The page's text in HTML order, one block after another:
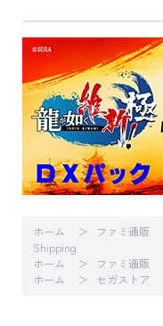
ホーム ファミ通販
Shipping
ホーム
ファミ通販
ホーム
セガストア